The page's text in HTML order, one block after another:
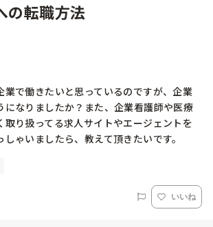
の転職方法
業で働きたいと思っているのですが、企業
になりましたか？また、企業看護師や医療
取り扱ってる求人サイトやエージェントを
ゃいましたら、教えて頂きたいです。
いいね